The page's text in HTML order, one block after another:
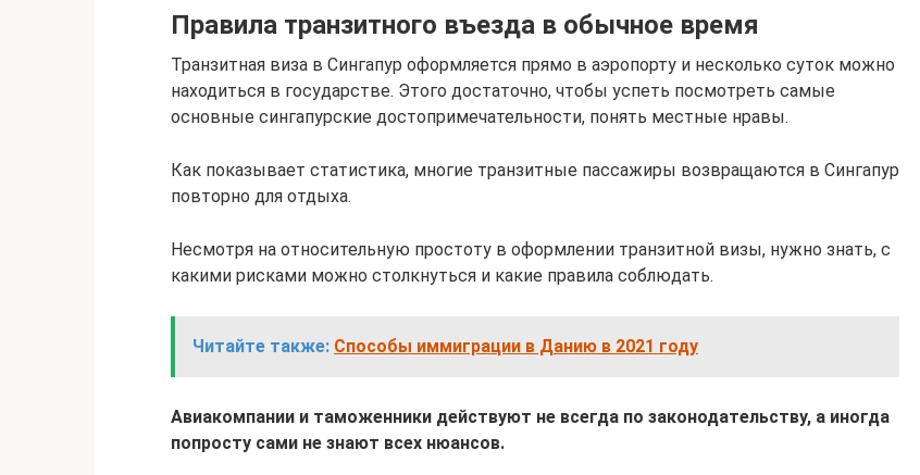
Правила транзитного въезда в обычное время
Транзитная виза в Сингапур оформляется прямо в аэропорту и несколько суток можно
находиться в государстве. Этого достаточно, чтобы успеть посмотреть самые
основные сингапурские достопримечательности, понять местные нравы.
Как показывает статистика, многие транзитные пассажиры возвращаются в Сингапур
повторно для отдыха.
Несмотря на относительную простоту в оформлении транзитной визы, нужно знать, с
какими рисками можно столкнуться и какие правила соблюдать.
Читайте также: Способы иммиграции в Данию в 2021 году
Авиакомпании и таможенники действуют не всегда по законодательству, а иногда
попросту сами не знают всех нюансов.